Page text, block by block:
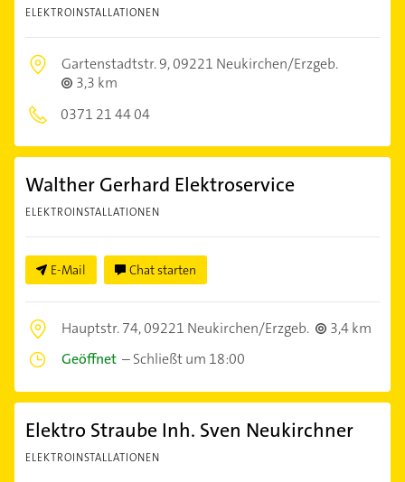
ELEKTROINSTALLATIONEN
Gartenstadtstr. 9,09221 Neukirchen/Erzgeb.
3,3 km
0371 21 44 04
Walther Gerhard Elektroservice
ELEKTROINSTALLATIONEN
E-Mail Chat starten
Hauptstr. 74,09221 Neukirchen/Erzgeb.
3,4 km
Geöffnet –Schließt um 18:00
Elektro Straube Inh. Sven Neukirchner
ELEKTROINSTALLATIONEN